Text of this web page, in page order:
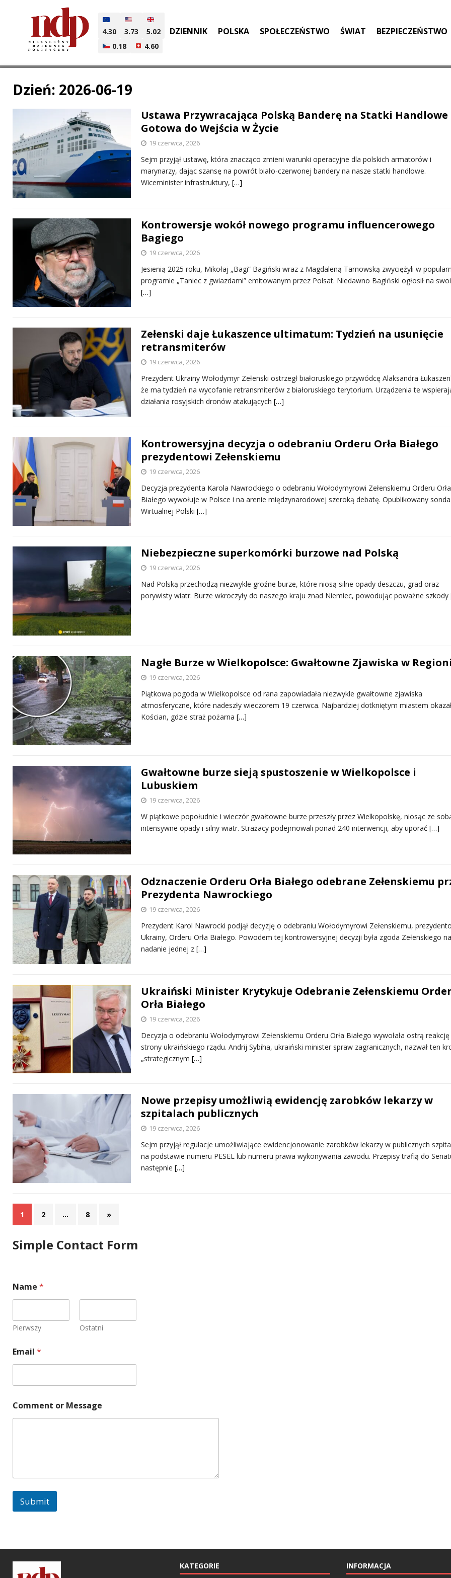
4.30 3.73
5.02
0.18
4.60
DZIENNIK POLSKA SPOŁECZEŃSTWO ŚWIAT BEZPIECZEŃSTWO
Dzień: 2026-06-19
Ustawa Przywracająca Polską Banderę na Statki Handlowe
Gotowa do Wejścia w Życie
19 czerwca, 2026
Sejm przyjął ustawę, która znacząco zmieni warunki operacyjne dla polskich armatorów i
marynarzy, dając szansę na powrót biało-czerwonej bandery na nasze statki handlowe.
Wiceminister infrastruktury, […]
Kontrowersje wokół nowego programu influencerowego
Bagiego
19 czerwca, 2026
Jesienią 2025 roku, Mikołaj „Bagi” Bagiński wraz z Magdaleną Tarnowską zwyciężyli w
programie „Taniec z gwiazdami” emitowanym przez Polsat. Niedawno Bagiński ogłosił na
[…]
Zełenski daje Łukaszence ultimatum: Tydzień na usunięcie
retransmiterów
19 czerwca, 2026
Prezydent Ukrainy Wołodymyr Zełenski ostrzegł białoruskiego przywódcę Alaksandra
że ma tydzień na wycofanie retransmiterów z białoruskiego terytorium. Urządzenia te
działania rosyjskich dronów atakujących […]
Kontrowersyjna decyzja o odebraniu Orderu Orła Białego
prezydentowi Zełenskiemu
19 czerwca, 2026
Decyzja prezydenta Karola Nawrockiego o odebraniu Wołodymyrowi Zełenskiemu Orderu Orła
Białego wywołuje w Polsce i na arenie międzynarodowej szeroką debatę. Opublikowany
Wirtualnej Polski […]
Niebezpieczne superkomórki burzowe nad Polską
19 czerwca, 2026
Nad Polską przechodzą niezwykle groźne burze, które niosą silne opady deszczu, grad oraz
porywisty wiatr. Burze wkroczyły do naszego kraju znad Niemiec, powodując poważne szkody
Nagłe Burze w Wielkopolsce: Gwałtowne Zjawiska w
19 czerwca, 2026
Piątkowa pogoda w Wielkopolsce od rana zapowiadała niezwykle gwałtowne zjawiska
atmosferyczne, które nadeszły wieczorem 19 czerwca. Najbardziej dotkniętym miastem
Kościan, gdzie straż pożarna […]
Gwałtowne burze sieją spustoszenie w Wielkopolsce i
Lubuskiem
19 czerwca, 2026
W piątkowe popołudnie i wieczór gwałtowne burze przeszły przez Wielkopolskę, niosąc ze
intensywne opady i silny wiatr. Strażacy podejmowali ponad 240 interwencji, aby uporać […]
Odznaczenie Orderu Orła Białego odebrane Zełenskiemu
Prezydenta Nawrockiego
19 czerwca, 2026
Prezydent Karol Nawrocki podjął decyzję o odebraniu Wołodymyrowi Zełenskiemu,
Ukrainy, Orderu Orła Białego. Powodem tej kontrowersyjnej decyzji była zgoda Zełenskiego na
nadanie jednej z […]
Ukraiński Minister Krytykuje Odebranie Zełenskiemu
Orła Białego
19 czerwca, 2026
Decyzja o odebraniu Wołodymyrowi Zełenskiemu Orderu Orła Białego wywołała ostrą reakcję
strony ukraińskiego rządu. Andrij Sybiha, ukraiński minister spraw zagranicznych, nazwał ten
„strategicznym […]
Nowe przepisy umożliwią ewidencję zarobków lekarzy w
szpitalach publicznych
19 czerwca, 2026
Sejm przyjął regulacje umożliwiające ewidencjonowanie zarobków lekarzy w publicznych
na podstawie numeru PESEL lub numeru prawa wykonywania zawodu. Przepisy trafią do
następnie […]
1 2 … 8 »
Simple Contact Form
o
r
o
m
e
n
t
Name *
Pierwszy Ostatni
Email *
Comment or Message
Submit
KATEGORIE INFORMACJA